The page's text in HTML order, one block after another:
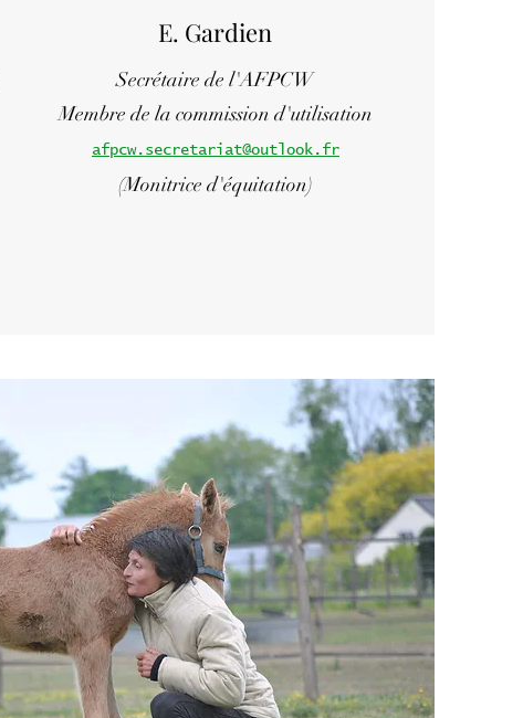
E. Gardien
Secrétaire de l'AFPCW
Membre de la commission d'utilisation
afpcw.secretariat@outlook.fr
(Monitrice d'équitation)